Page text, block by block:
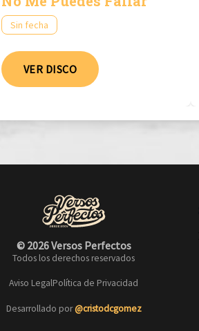
Sin fecha
VER DISCO
© 2026 Versos Perfectos
Todos los derechos reservados
Aviso LegalPolítica de Privacidad
Desarrollado por@cristodcgomez